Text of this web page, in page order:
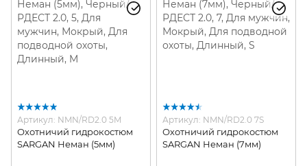
Артикул: NMN/RD2.0 5M
Охотничий гидрокостюм
SARGAN Неман (5мм)
Артикул: NMN/RD2.0 7S
Охотничий гидрокостюм
SARGAN Неман (7мм)